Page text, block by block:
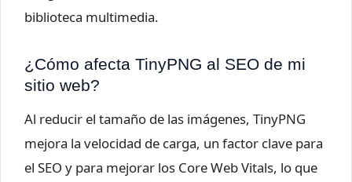
biblioteca multimedia.
¿Cómo afecta TinyPNG al SEO de mi
sitio web?
Al reducir el tamaño de las imágenes, TinyPNG
mejora la velocidad de carga, un factor clave para
el SEO y para mejorar los Core Web Vitals, lo que